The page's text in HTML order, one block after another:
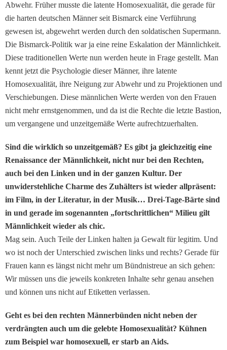
Abwehr. Früher musste die latente Homosexualität, die gerade für
die harten deutschen Männer seit Bismarck eine Verführung
gewesen ist, abgewehrt werden durch den soldatischen Supermann.
Die Bismarck-Politik war ja eine reine Eskalation der Männlichkeit.
Diese traditionellen Werte nun werden heute in Frage gestellt. Man
kennt jetzt die Psychologie dieser Männer, ihre latente
Homosexualität, ihre Neigung zur Abwehr und zu Projektionen und
Verschiebungen. Diese männlichen Werte werden von den Frauen
nicht mehr ernstgenommen, und da ist die Rechte die letzte Bastion,
um vergangene und unzeitgemäße Werte aufrechtzuerhalten.
Sind die wirklich so unzeitgemäß? Es gibt ja gleichzeitig eine
Renaissance der Männlichkeit, nicht nur bei den Rechten,
auch bei den Linken und in der ganzen Kultur. Der
unwiderstehliche Charme des Zuhälters ist wieder allpräsent:
im Film, in der Literatur, in der Musik… Drei-Tage-Bärte sind
in und gerade im sogenannten „fortschrittlichen“ Milieu gilt
Männlichkeit wieder als chic.
Mag sein. Auch Teile der Linken halten ja Gewalt für legitim. Und
wo ist noch der Unterschied zwischen links und rechts? Gerade für
Frauen kann es längst nicht mehr um Bündnistreue an sich gehen:
Wir müssen uns die jeweils konkreten Inhalte sehr genau ansehen
und können uns nicht auf Etiketten verlassen.
Geht es bei den rechten Männerbünden nicht neben der
verdrängten auch um die gelebte Homosexualität? Kühnen
zum Beispiel war homosexuell, er starb an Aids.